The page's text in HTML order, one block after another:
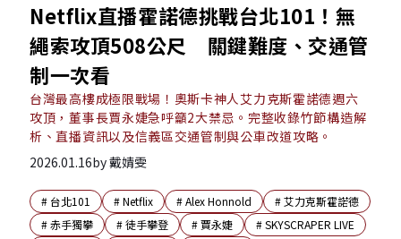
Netflix直播霍諾德挑戰台北101！無
繩索攻頂508公尺 關鍵難度、交通管
制一次看
台灣最高樓成極限戰場！奧斯卡神人艾力克斯霍諾德週六
攻頂，董事長賈永婕急呼籲2大禁忌。完整收錄竹節構造解
析、直播資訊以及信義區交通管制與公車改道攻略。
2026.01.16by戴婧雯
# 台北101 #Netflix #Alex Honnold #艾力克斯霍諾德
#赤手獨攀 #徒手攀登 #賈永婕 #SKYSCRAPER LIVE